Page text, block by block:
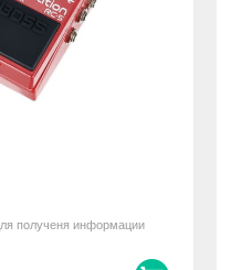
полученя информации